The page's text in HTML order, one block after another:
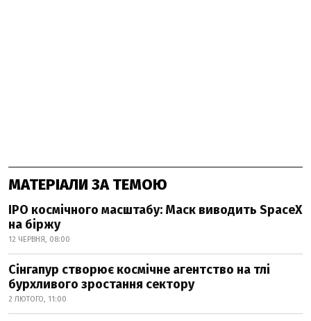
МАТЕРІАЛИ ЗА ТЕМОЮ
IPO космічного масштабу: Маск виводить SpaceX
на біржу
12 ЧЕРВНЯ, 08:00
Сінгапур створює космічне агентство на тлі
бурхливого зростання сектору
2 ЛЮТОГО, 11:00